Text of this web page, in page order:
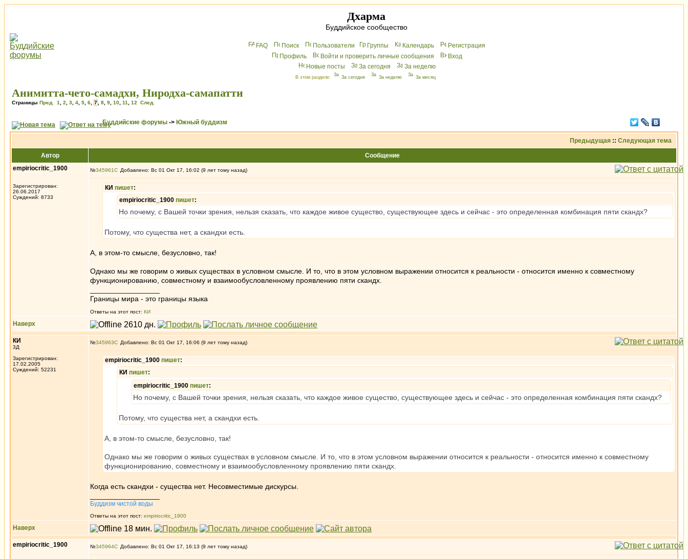
Дхарма
Буддийское сообщество
FAQ Поиск Пользователи Группы Календарь
Peгиcтрaция
Профиль
Войти и проверить личные сообщения
Вхoд
Новые посты
За сегодня За неделю
В этом разделе: За сегодня За неделю За месяц
Анимитта-чето-самадхи, Ниродха-самапатти
Страницы Пред. 1 2 3 4 5 6 7 8 9 10 11 12 След.
Буддийские форумы -> Южный буддизм
Предыдущая :: Следующая тема
Автор
Сообщение
empiriocritic_1900
Зарегистрирован:
26.06.2017
Суждений: 8733
№345961 Добавлено: Вс 01 Окт 17, 16:02 (9 лет тому назад)
КИ пишет:
empiriocritic_1900 пишет:
Но почему, с Вашей точки зрения, нельзя сказать, что каждое живое существо, существующее здесь и сейчас - это определенная комбинация пяти скандх?
Потому, что существа нет, а скандхи есть.
А, в этом-то смысле, безусловно, так!
Однако мы же говорим о живых существах в условном смысле. И то, что в этом условном выражении относится к реальности - относится именно к совместному
функционированию, совместному и взаимообусловленному проявлению пяти скандх.
Границы мира - это границы языка
Ответы на этот пост: КИ
Наверх
КИ
3Д
Зарегистрирован:
17.02.2005
Суждений: 52231
№345963 Добавлено: Вс 01 Окт 17, 16:06 (9 лет тому назад)
empiriocritic_1900 пишет:
КИ пишет:
empiriocritic_1900 пишет:
Но почему, с Вашей точки зрения, нельзя сказать, что каждое живое существо, существующее здесь и сейчас - это определенная комбинация пяти скандх?
Потому, что существа нет, а скандхи есть.
А, в этом-то смысле, безусловно, так!
Однако мы же говорим о живых существах в условном смысле. И то, что в этом условном выражении относится к реальности - относится именно к совместному
функционированию, совместному и взаимообусловленному проявлению пяти скандх.
Когда есть скандхи - существа нет. Несовместимые дискурсы.
Буддизм чистой воды
Ответы на этот пост: empiriocritic_1900
Наверх
empiriocritic_1900 №345964 Добавлено: Вс 01 Окт 17, 16:13 (9 лет тому назад)